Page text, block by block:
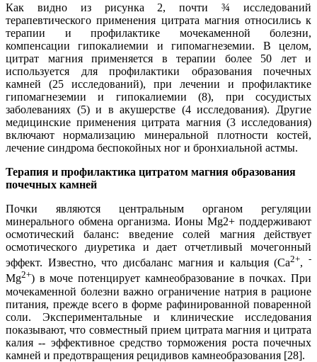
Как видно из рисунка 2, почти ¾ исследований
терапевтического применения цитрата магния относились к
терапии и профилактике мочекаменной болезни,
компенсации гипокалиемии и гипомагнеземии. В целом,
цитрат магния применяется в терапии более 50 лет и
используется для профилактики образования почечных
камней (25 исследований), при лечении и профилактике
гипомагнеземии и гипокалиемии (8), при сосудистых
заболеваниях (5) и в акушерстве (4 исследования). Другие
медицинские применения цитрата магния (3 исследования)
включают нормализацию минеральной плотности костей,
лечение синдрома беспокойных ног и бронхиальной астмы.
Терапия и профилактика цитратом магния образования
почечных камней
Почки являются центральным органом регуляции
минерального обмена организма. Ионы Mg2+ поддерживают
осмотический баланс: введение солей магния действует
осмотического диуретика и дает отчетливый мочегонный
эффект. Известно, что дисбаланс магния и кальция (Ca2+, -
Mg2+) в моче потенцирует камнеобразование в почках. При
мочекаменной болезни важно ограничение натрия в рационе
питания, прежде всего в форме рафинированной поваренной
соли. Экспериментальные и клинические исследования
показывают, что совместный прием цитрата магния и цитрата
калия -- эффективное средство торможения роста почечных
камней и предотвращения рецидивов камнеобразования [28].